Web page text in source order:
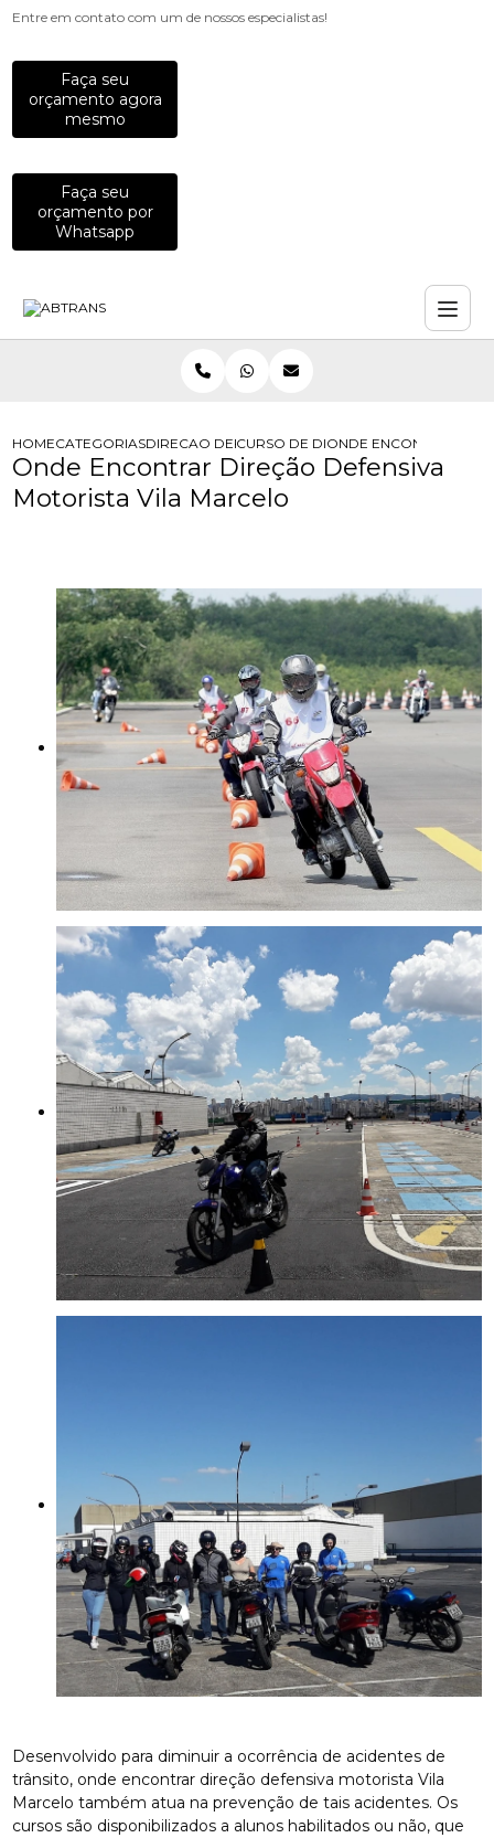
Entre em contato com um de nossos especialistas!
Faça seu
orçamento agora
mesmo
Faça seu
orçamento por
Whatsapp
HOMECATEGORIASDIRECAO DEFENSIVACURSO DE DIRECAO DEFENSIVA
ONDE ENCONTRAR
Onde Encontrar Direção Defensiva
Motorista Vila Marcelo
Desenvolvido para diminuir a ocorrência de acidentes de
trânsito, onde encontrar direção defensiva motorista Vila
Marcelo também atua na prevenção de tais acidentes. Os
cursos são disponibilizados a alunos habilitados ou não, que